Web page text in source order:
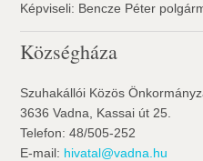
Képviseli: Bencze Péter
Községháza
Szuhakállói Közös
3636 Vadna, Kassai út 25.
Telefon: 48/505-252
E-mail: hivatal@vadna.hu